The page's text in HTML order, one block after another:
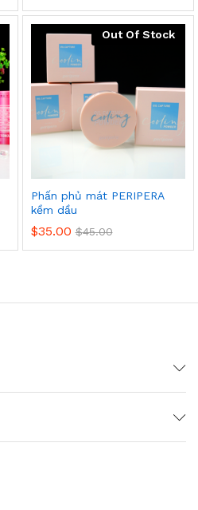
Out Of Stock
Phấn phủ mát PERIPERA
kềm dầu
$35.00 $45.00